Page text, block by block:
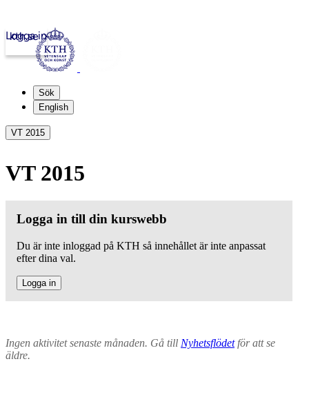
kth.se
Logga in
Sök
English
VT 2015
VT 2015
Logga in till din kurswebb
Du är inte inloggad på KTH så innehållet är inte anpassat
efter dina val.
Logga in
Ingen aktivitet senaste månaden. Gå till Nyhetsflödetför att se
äldre.